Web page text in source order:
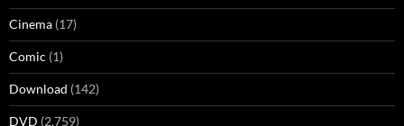
Cinema (17)
Comic (1)
Download (142)
DVD (2.759)